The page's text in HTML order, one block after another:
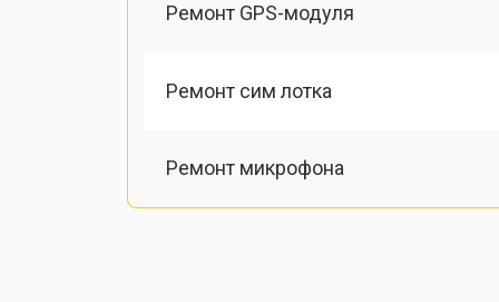
Ремонт GPS-модуля
Ремонт сим лотка
Ремонт микрофона